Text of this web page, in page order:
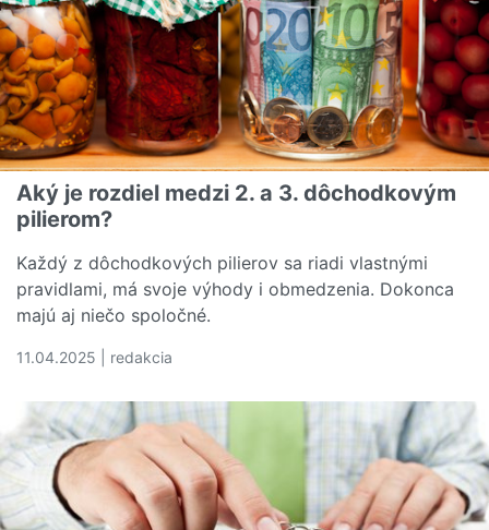
Aký je rozdiel medzi 2. a 3. dôchodkovým
pilierom?
Každý z dôchodkových pilierov sa riadi vlastnými
pravidlami, má svoje výhody i obmedzenia. Dokonca
majú aj niečo spoločné.
11.04.2025 | redakcia